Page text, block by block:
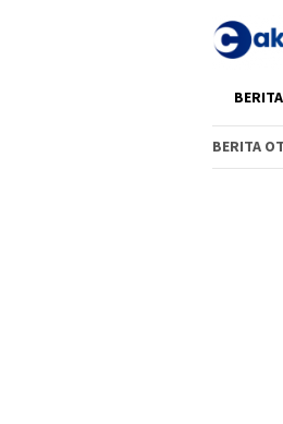
HOMEBERITA
BERITA